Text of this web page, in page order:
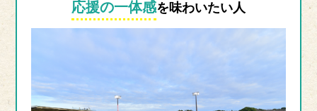
応援の一体感を味わいたい人